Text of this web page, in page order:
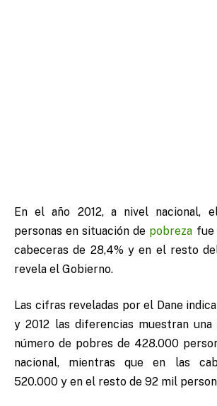
En el año 2012, a nivel nacional,
personas en situación de pobreza fue
cabeceras de 28,4% y en el resto
revela el Gobierno.
Las cifras reveladas por el Dane
y 2012 las diferencias muestran
número de pobres de 428.000
nacional, mientras que en las
520.000 y en el resto de 92 mil